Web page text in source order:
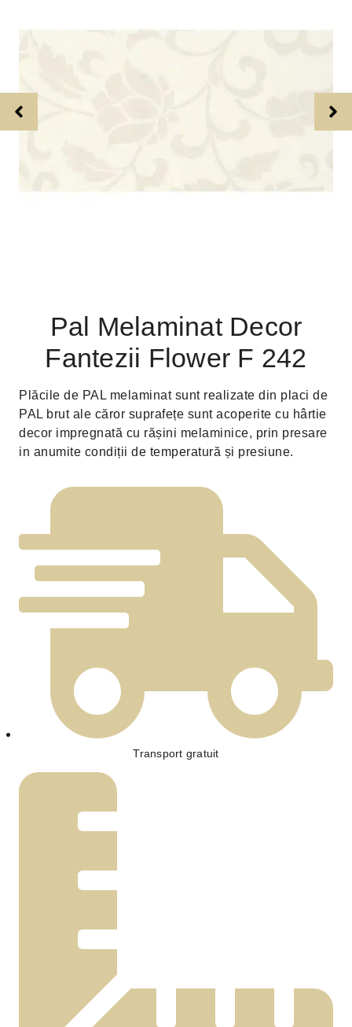
Pal Melaminat Decor
Fantezii Flower F 242
Plăcile de PAL melaminat sunt realizate din placi de
PAL brut ale căror suprafețe sunt acoperite cu hârtie
decor impregnată cu rășini melaminice, prin presare
in anumite condiții de temperatură și presiune.
Transport gratuit